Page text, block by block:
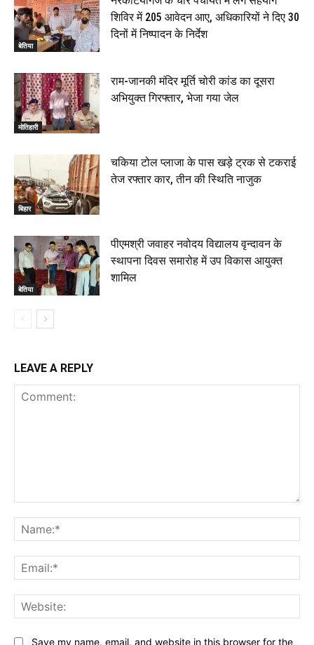
बेतिया
शिविर में 205 आवेदन आए, अधिकारियों ने दिए 30
दिनों में निष्पादन के निर्देश
मोतिहारी
राम-जानकी मंदिर मूर्ति चोरी कांड का दूसरा
अभियुक्त गिरफ्तार, भेजा गया जेल
बिहार
चकिया टोल प्लाजा के पास खड़े ट्रक से टकराई
तेज रफ्तार कार, तीन की स्थिति नाजुक
बेतिया
पीएमश्री जवाहर नवोदय विद्यालय वृन्दावन के
स्थापना दिवस समारोह में उप विकास आयुक्त
शामिल
LEAVE A REPLY
Save my name, email, and website in this browser for the